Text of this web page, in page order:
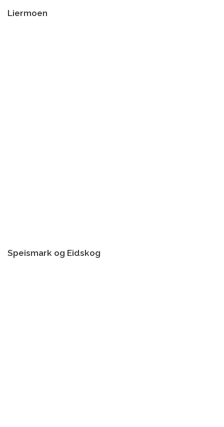
Liermoen
Speismark og Eidskog